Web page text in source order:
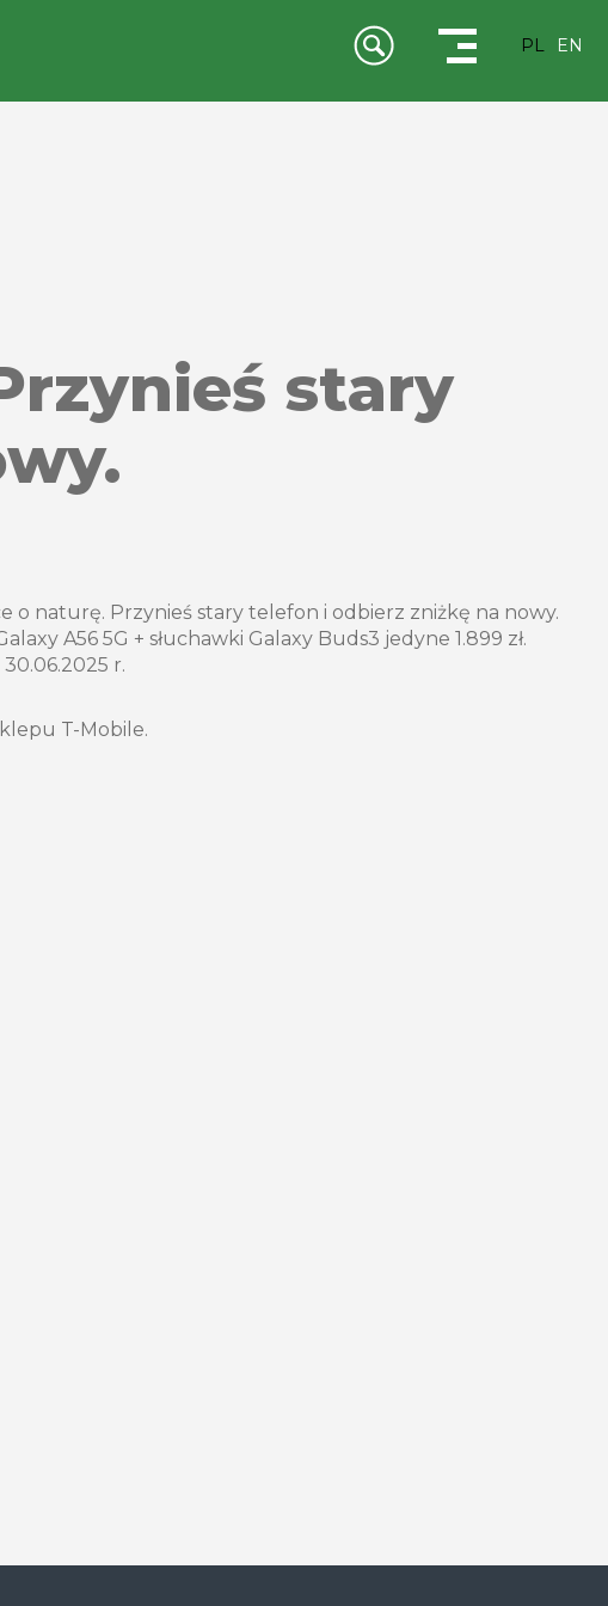
PL EN
stary
o naturę. Przynieś stary telefon i odbierz zniżkę na nowy.
A56 5G + słuchawki Galaxy Buds3 jedyne 1.899 zł.
r.
T-Mobile.